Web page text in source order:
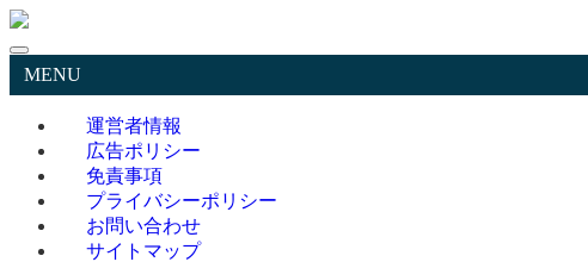
MENU
運営者情報
広告ポリシー
免責事項
プライバシーポリシー
お問い合わせ
サイトマップ